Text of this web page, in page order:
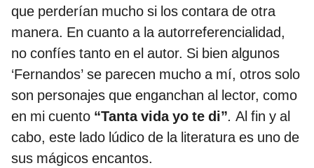
que perderían mucho si los contara de otra
manera. En cuanto a la autorreferencialidad,
no confíes tanto en el autor. Si bien algunos
‘Fernandos’ se parecen mucho a mí, otros solo
son personajes que enganchan al lector, como
en mi cuento “Tanta vida yo te di”. Al fin y al
cabo, este lado lúdico de la literatura es uno de
sus mágicos encantos.